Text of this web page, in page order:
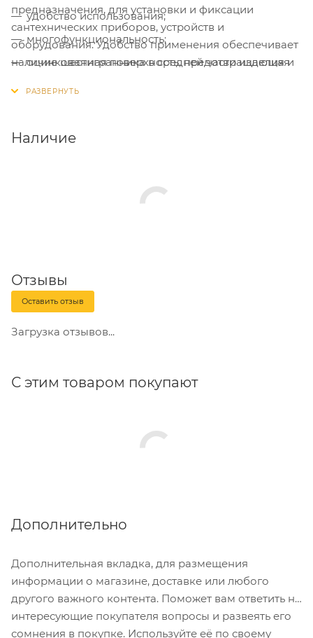
предназначения, для установки и фиксации
сантехнических приборов, устройств и
оборудования. Удобство применения обеспечивает
наличие шестигранника в средней части изделия и
удобство использования;
многофункциональность;
оцинкованная поверхность, предотвращающая
Наличие
Отзывы
Оставить отзыв
Загрузка отзывов...
С этим товаром покупают
Дополнительно
Дополнительная вкладка, для размещения
информации о магазине, доставке или любого
другого важного контента. Поможет вам ответить на
интересующие покупателя вопросы и развеять его
сомнения в покупке. Используйте её по своему